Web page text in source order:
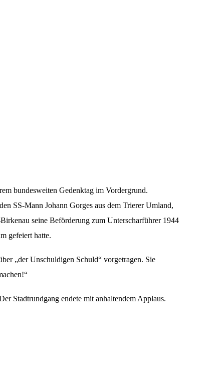
bundesweiten Gedenktag im Vordergrund.
SS-Mann Johann Gorges aus dem Trierer Umland,
seine Beförderung zum Unterscharführer 1944
gefeiert hatte.
„der Unschuldigen Schuld“ vorgetragen. Sie
Stadtrundgang endete mit anhaltendem Applaus.